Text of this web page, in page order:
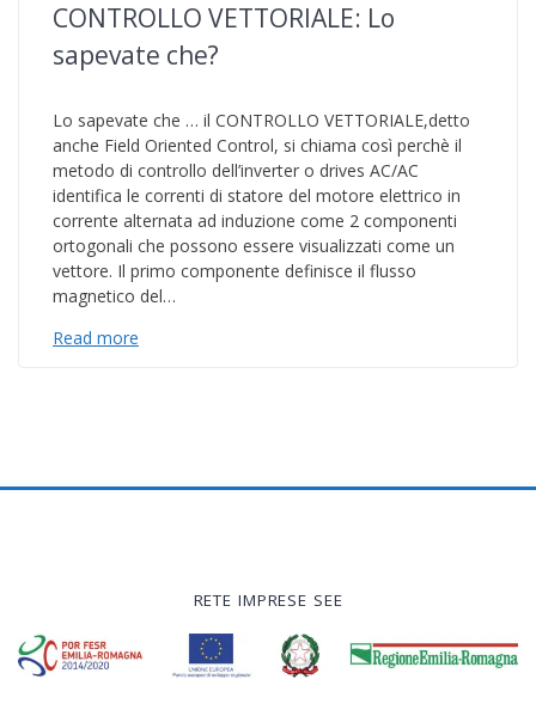
CONTROLLO VETTORIALE: Lo
sapevate che?
Lo sapevate che … il CONTROLLO VETTORIALE,detto
anche Field Oriented Control, si chiama così perchè il
metodo di controllo dell’inverter o drives AC/AC
identifica le correnti di statore del motore elettrico in
corrente alternata ad induzione come 2 componenti
ortogonali che possono essere visualizzati come un
vettore. Il primo componente definisce il flusso
magnetico del…
Read more
RETE IMPRESE SEE